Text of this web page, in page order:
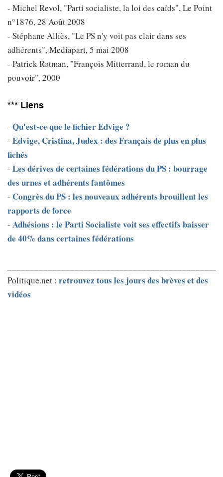
- Michel Revol, "Parti socialiste, la loi des caïds", Le Point
n°1876, 28 Août 2008
- Stéphane Alliès, "Le PS n'y voit pas clair dans ses
adhérents", Mediapart, 5 mai 2008
- Patrick Rotman, "François Mitterrand, le roman du
pouvoir", 2000
*** Liens
- Qu'est-ce que le fichier Edvige ?
- Edvige, Cristina, Judex : des Français de plus en plus
fichés
- Les dérives de certaines fédérations du PS : bourrage
des urnes et adhérents fantômes
- Congrès du PS : les nouveaux adhérents brouillent les
rapports de force
- Adhésions : le Parti Socialiste voit ses effectifs baisser
de 40% dans certaines fédérations
Politique.net : retrouvez tous les jours des brèves et des
vidéos